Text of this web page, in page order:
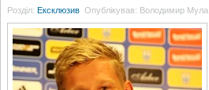
Розділ: Ексклюзив Опублікував: Володимир Мула